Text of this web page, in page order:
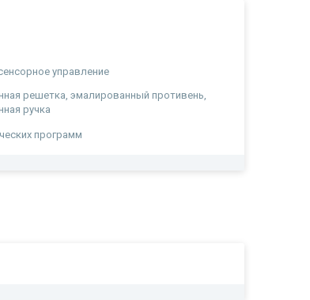
управление
решетка, эмалированный противень,
ручка
программ